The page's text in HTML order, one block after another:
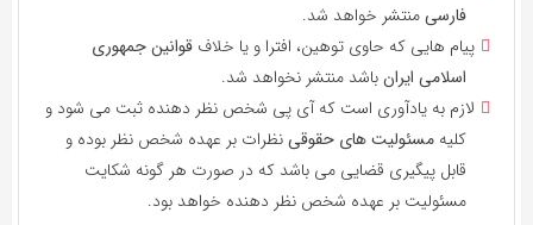
فارسیمنتشر خواهد شد.
پیام هایی که حاوی توهین، افترا و یا خلاف قوانین جمهوری
اسلامی ایرانباشد منتشر نخواهد شد.
لازم به یادآوری است که آی پی شخص نظر دهنده ثبت می شود و
کلیه مسئولیت های حقوقینظرات بر عهده شخص نظر بوده و
قابل پیگیری قضایی می باشد که در صورت هر گونه شکایت
مسئولیت بر عهده شخص نظر دهنده خواهد بود.